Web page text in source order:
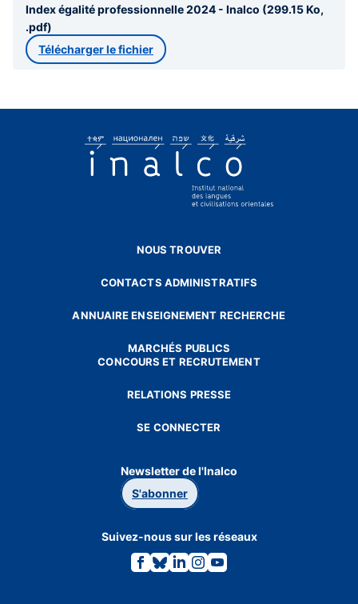
Index égalité professionnelle 2024 - Inalco (299.15 Ko,
.pdf)
Télécharger le fichier
NOUS TROUVER
CONTACTS ADMINISTRATIFS
ANNUAIRE ENSEIGNEMENT RECHERCHE
MARCHÉS PUBLICS
CONCOURS ET RECRUTEMENT
RELATIONS PRESSE
SE CONNECTER
Newsletter de l'Inalco
S'abonner
Suivez-nous sur les réseaux
Lien
vers
Lien
vers
Lien
vers
Lien
vers
Lien
vers